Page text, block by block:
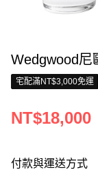
Wedgwood尼
宅配滿NT$3,000免運
NT$18,000
付款與運送方式